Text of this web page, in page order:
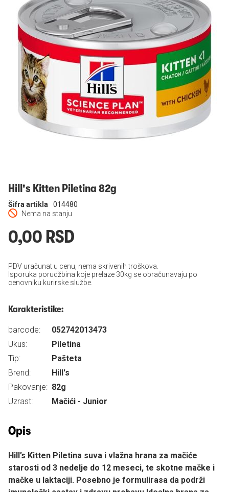
Prijavi se
Hill's Kitten Piletina 82g
Nema na stanju
Šifra artikla 014480
0,00 RSD
PDV uračunat u cenu, nema skrivenih troškova.
Isporuka porudžbina koje prelaze 30kg se obračunavaju po
cenovniku kurirske službe.
Karakteristike:
barcode:
052742013473
Ukus:
Piletina
Tip:
Pašteta
Brend:
Hill's
Pakovanje: 82g
Uzrast:
Mačići - Junior
Opis
Hill’s Kitten Piletina suva i vlažna hrana za mačiće
starosti od 3 nedelje do 12 meseci, te skotne mačke i
mačke u laktaciji. Posebno je formulirasa da podrži